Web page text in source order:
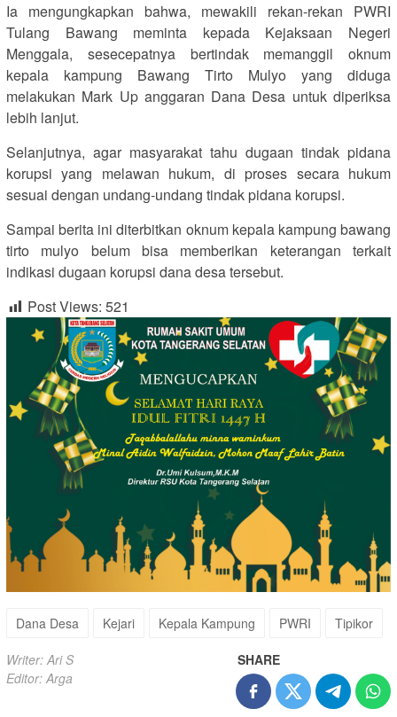
Ia mengungkapkan bahwa, mewakili rekan-rekan PWRI
Tulang Bawang meminta kepada Kejaksaan Negeri
Menggala, sesecepatnya bertindak memanggil oknum
kepala kampung Bawang Tirto Mulyo yang diduga
melakukan Mark Up anggaran Dana Desa untuk diperiksa
lebih lanjut.
Selanjutnya, agar masyarakat tahu dugaan tindak pidana
korupsi yang melawan hukum, di proses secara hukum
sesuai dengan undang-undang tindak pidana korupsi.
Sampai berita ini diterbitkan oknum kepala kampung bawang
tirto mulyo belum bisa memberikan keterangan terkait
indikasi dugaan korupsi dana desa tersebut.
Post Views: 521
Dana Desa Kejari Kepala Kampung PWRI Tipikor
Writer: Ari S
Editor: Arga
SHARE